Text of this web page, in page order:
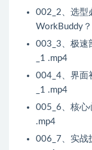
002_2、选型
WorkBuddy
003_3、极速
_1 .mp4
004_4、界面
_1 .mp4
005_6、核心
.mp4
006_7、实战